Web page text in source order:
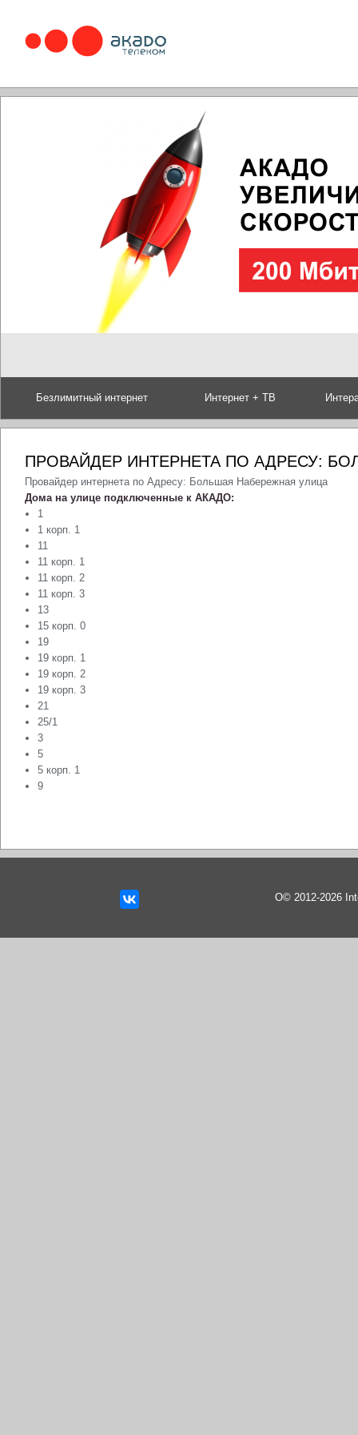
Безлимитный интернет Интернет + ТВ
ПРОВАЙДЕР ИНТЕРНЕТА ПО АДРЕСУ:
Провайдер интернета по Адресу: Большая Набережная улица
Дома на улице подключенные к АКАДО:
1
1 корп. 1
11
11 корп. 1
11 корп. 2
11 корп. 3
13
15 корп. 0
19
19 корп. 1
19 корп. 2
19 корп. 3
21
25/1
3
5
5 корп. 1
9
О© 2012-2026